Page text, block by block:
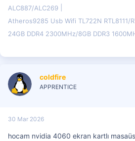
ALC887/ALC269
Atheros9285 Usb Wifi TL722N RTL8111/
24GB DDR4 2300MHz/8GB DDR3
coldfire
APPRENTICE
30 Mar 2026
hocam nvidia 4060 ekran kartlı